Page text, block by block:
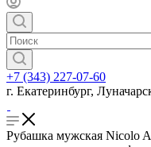
+7 (343) 227-07-60
г. Екатеринбург,
Рубашка мужская Nicolo